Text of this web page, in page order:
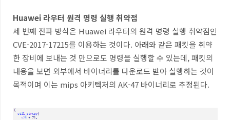
Huawei 라우터 원격 명령 실행 취약점
세 번째 전파 방식은 Huawei 라우터의 원격 명령 실행 취약점인
CVE-2017-17215를 이용하는 것이다. 아래와 같은 패킷을 취약
한 장비에 보내는 것 만으로도 명령을 실행할 수 있는데,패킷의
내용을 보면 외부에서 바이너리를 다운로드 받아 실행하는 것이
목적이며 이는 mips 아키텍처의 AK-47 바이너리로 추정된다.